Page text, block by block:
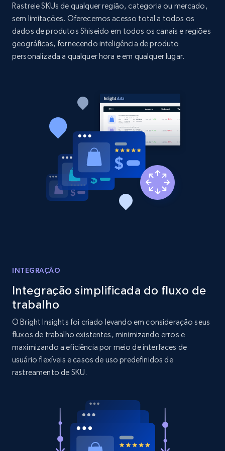
price, and more.
1.9K+ 323+ Comece agora
URL, Product id, Listing inventory id, Title, Rating,
Reviews count shop, Reviews count item, Initial
price, and more.
1.9K+ 323+ Comece agora
Etsy - Collects data from shop's URL
1.9K+
Amazon products search
Asin, URL, Name, Sponsored, Initial price, Final
price, Currency, Sold, and more.
1.6K+ 181+
URL, Product id, Title, Product description,
Rastreie SKUs de qualquer região, categoria ou mercado,
sem limitações. Oferecemos acesso total a todos os
dados de produtos Shiseido em todos os canais e regiões
geográficas, fornecendo inteligência de produto
personalizada a qualquer hora e em qualquer lugar.
INTEGRAÇÃO
Integração simplificada do fluxo de
trabalho
O Bright Insights foi criado levando em consideração seus
fluxos de trabalho existentes, minimizando erros e
maximizando a eficiência por meio de interfaces de
usuário flexíveis e casos de uso predefinidos de
rastreamento de SKU.